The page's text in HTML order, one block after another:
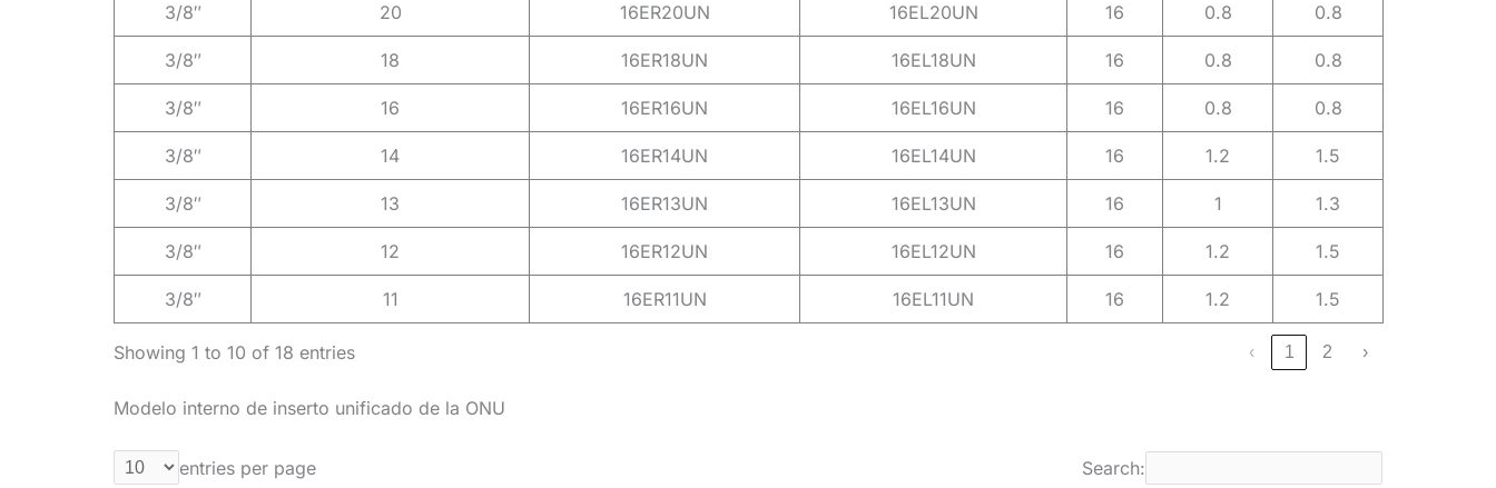
3/8″ 20 16ER20UN 16EL20UN 16 0.8 0.8
3/8″ 18 16ER18UN 16EL18UN 16 0.8 0.8
3/8″ 16 16ER16UN 16EL16UN 16 0.8 0.8
3/8″ 14 16ER14UN 16EL14UN 16 1.2 1.5
3/8″ 13 16ER13UN 16EL13UN 16 1 1.3
3/8″ 12 16ER12UN 16EL12UN 16 1.2 1.5
3/8″ 11 16ER11UN 16EL11UN 16 1.2 1.5
Showing 1 to 10 of 18 entries ‹ 1 2 ›
Modelo interno de inserto unificado de la ONU
entries per page Search: